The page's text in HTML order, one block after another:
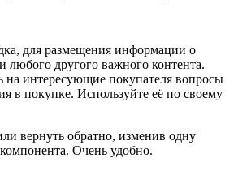
для размещения информации о
любого другого важного контента.
на интересующие покупателя вопросы
в покупке. Используйте её по своему
вернуть обратно, изменив одну
Очень удобно.